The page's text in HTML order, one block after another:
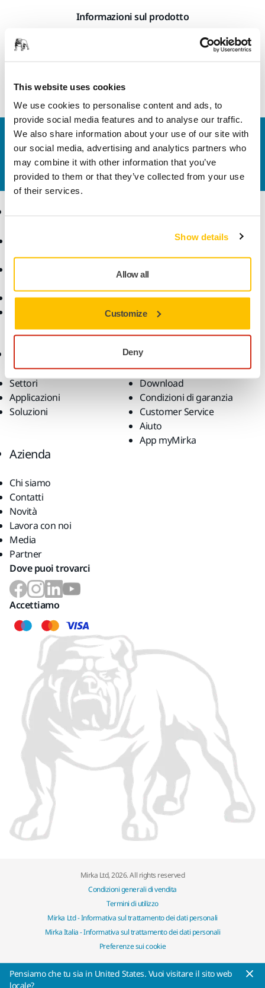
This website uses cookies
We use cookies to personalise content and ads, to
provide social media features and to analyse our traffic.
We also share information about your use of our site with
our social media, advertising and analytics partners who
may combine it with other information that you’ve
provided to them or that they’ve collected from your use
of their services.
Show details
Allow all
Customize
Deny
Informazioni sul prodotto
Ripiano per carrello Mirka Solutions.
Contattaci
Vuoi saperne di più?Contattacie il nostro team di
esperti risponderà al più presto alle tue domande.
generali di vendita
Domande frequenti
batteria e delle batterie
intelligenti Mirka
Levigatura senza polvere
Abrasivi e lucidanti
supplementari
Superabrasivi
Prodotti Principali
Settori
Applicazioni
Soluzioni
Supporto
Download
Condizioni di garanzia
Customer Service
Aiuto
App myMirka
Azienda
Chi siamo
Contatti
Novità
Lavora con noi
Media
Partner
Dove puoi trovarci
Accettiamo
Mirka Ltd, 2026. All rights reserved
Condizioni generali di vendita
Termini di utilizzo
Mirka Ltd - Informativa sul trattamento dei dati personali
Mirka Italia - Informativa sul trattamento dei dati personali
Preferenze sui cookie
Pensiamo che tu sia in United States. Vuoi visitare il sito web
locale?